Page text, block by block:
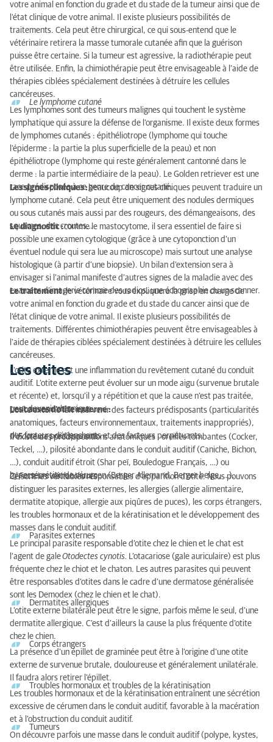
votre animal en fonction du grade et du stade de la tumeur ainsi que de
l’état clinique de votre animal. Il existe plusieurs possibilités de
traitements. Cela peut être chirurgical, ce qui sous-entend que le
vétérinaire retirera la masse tumorale cutanée afin que la guérison
puisse être certaine. Si la tumeur est agressive, la radiothérapie peut
être utilisée. Enfin, la chimiothérapie peut être envisageable à l’aide de
thérapies ciblées spécialement destinées à détruire les cellules
cancéreuses.
Le lymphome cutané
Les lymphomes sont des tumeurs malignes qui touchent le système
lymphatique qui assure la défense de l’organisme. Il existe deux formes
de lymphomes cutanés : épithéliotrope (lymphome qui touche
l’épiderme : la partie la plus superficielle de la peau) et non
épithéliotrope (lymphome qui reste généralement cantonné dans le
derme : la partie intermédiaire de la peau). Le Golden retriever est une
race prédisposée à ce genre de cancer cutané.
Les signes cliniques :beaucoup de signes cliniques peuvent traduire un
lymphome cutané. Cela peut être uniquement des nodules dermiques
ou sous cutanés mais aussi par des rougeurs, des démangeaisons, des
squames, des croutes…
Le diagnostic :comme le mastocytome, il sera essentiel de faire si
possible une examen cytologique (grâce à une cytoponction d’un
éventuel nodule qui sera lue au microscope) mais surtout une analyse
histologique (à partir d’une biopsie). Un bilan d’extension sera à
envisager si l’animal manifeste d’autres signes de la maladie avec des
examens d’imagerie comme des radios, une échographie ou un scanner.
Le traitement :le vétérinaire vous expliquera la prise en charge de
votre animal en fonction du grade et du stade du cancer ainsi que de
l’état clinique de votre animal. Il existe plusieurs possibilités de
traitements. Différentes chimiothérapies peuvent être envisageables à
l’aide de thérapies ciblées spécialement destinées à détruire les cellules
cancéreuses.
Les otites
L’otite externe est une inflammation du revêtement cutané du conduit
auditif. L’otite externe peut évoluer sur un mode aigu (survenue brutale
et récente) et, lorsqu’il y a répétition et que la cause n’est pas traitée,
peut devenir chronique.
Les causes d’otite externe :
L’otite externe fait intervenir des facteurs prédisposants (particularités
anatomiques, facteurs environnementaux, traitements inappropriés),
des facteurs déclenchants et des facteurs perpétuants.
1/ Facteurs prédisposants
Il existe des prédispositions anatomiques : oreilles tombantes (Cocker,
Teckel, …), pilosité abondante dans le conduit auditif (Caniche, Bichon,
…), conduit auditif étroit (Shar peï, Bouledogue Français, …) ou
hypersécrétion de cérumen (Berger Allemand, Berger belge, …).
2/ Facteurs déclenchants
Ce sont les véritables responsables d’apparition d’otite. Nous pouvons
distinguer les parasites externes, les allergies (allergie alimentaire,
dermatite atopique, allergie aux piqûres de puces), les corps étrangers,
les troubles hormonaux et de la kératinisation et le développement des
masses dans le conduit auditif.
Parasites externes
Le principal parasite responsable d’otite chez le chien et le chat est
l’agent de galeOtodectes cynotis. L’otacariose (gale auriculaire) est plus
fréquente chez le chiot et le chaton. Les autres parasites qui peuvent
être responsables d’otites dans le cadre d’une dermatose généralisée
sont les Demodex (chez le chien et le chat).
Dermatites allergiques
L’otite externe bilatérale peut être le signe, parfois même le seul, d’une
dermatite allergique. C’est d’ailleurs la cause la plus fréquente d’otite
chez le chien.
Corps étrangers
La présence d’un épillet de graminée peut être à l’origine d’une otite
externe de survenue brutale, douloureuse et généralement unilatérale.
Il faudra alors retirer l’épillet.
Troubles hormonaux et troubles de la kératinisation
Les troubles hormonaux et de la kératinisation entraînent une sécrétion
excessive de cérumen dans le conduit auditif, favorable à la macération
et à l’obstruction du conduit auditif.
Tumeurs
On découvre parfois une masse dans le conduit auditif (polype, kystes,